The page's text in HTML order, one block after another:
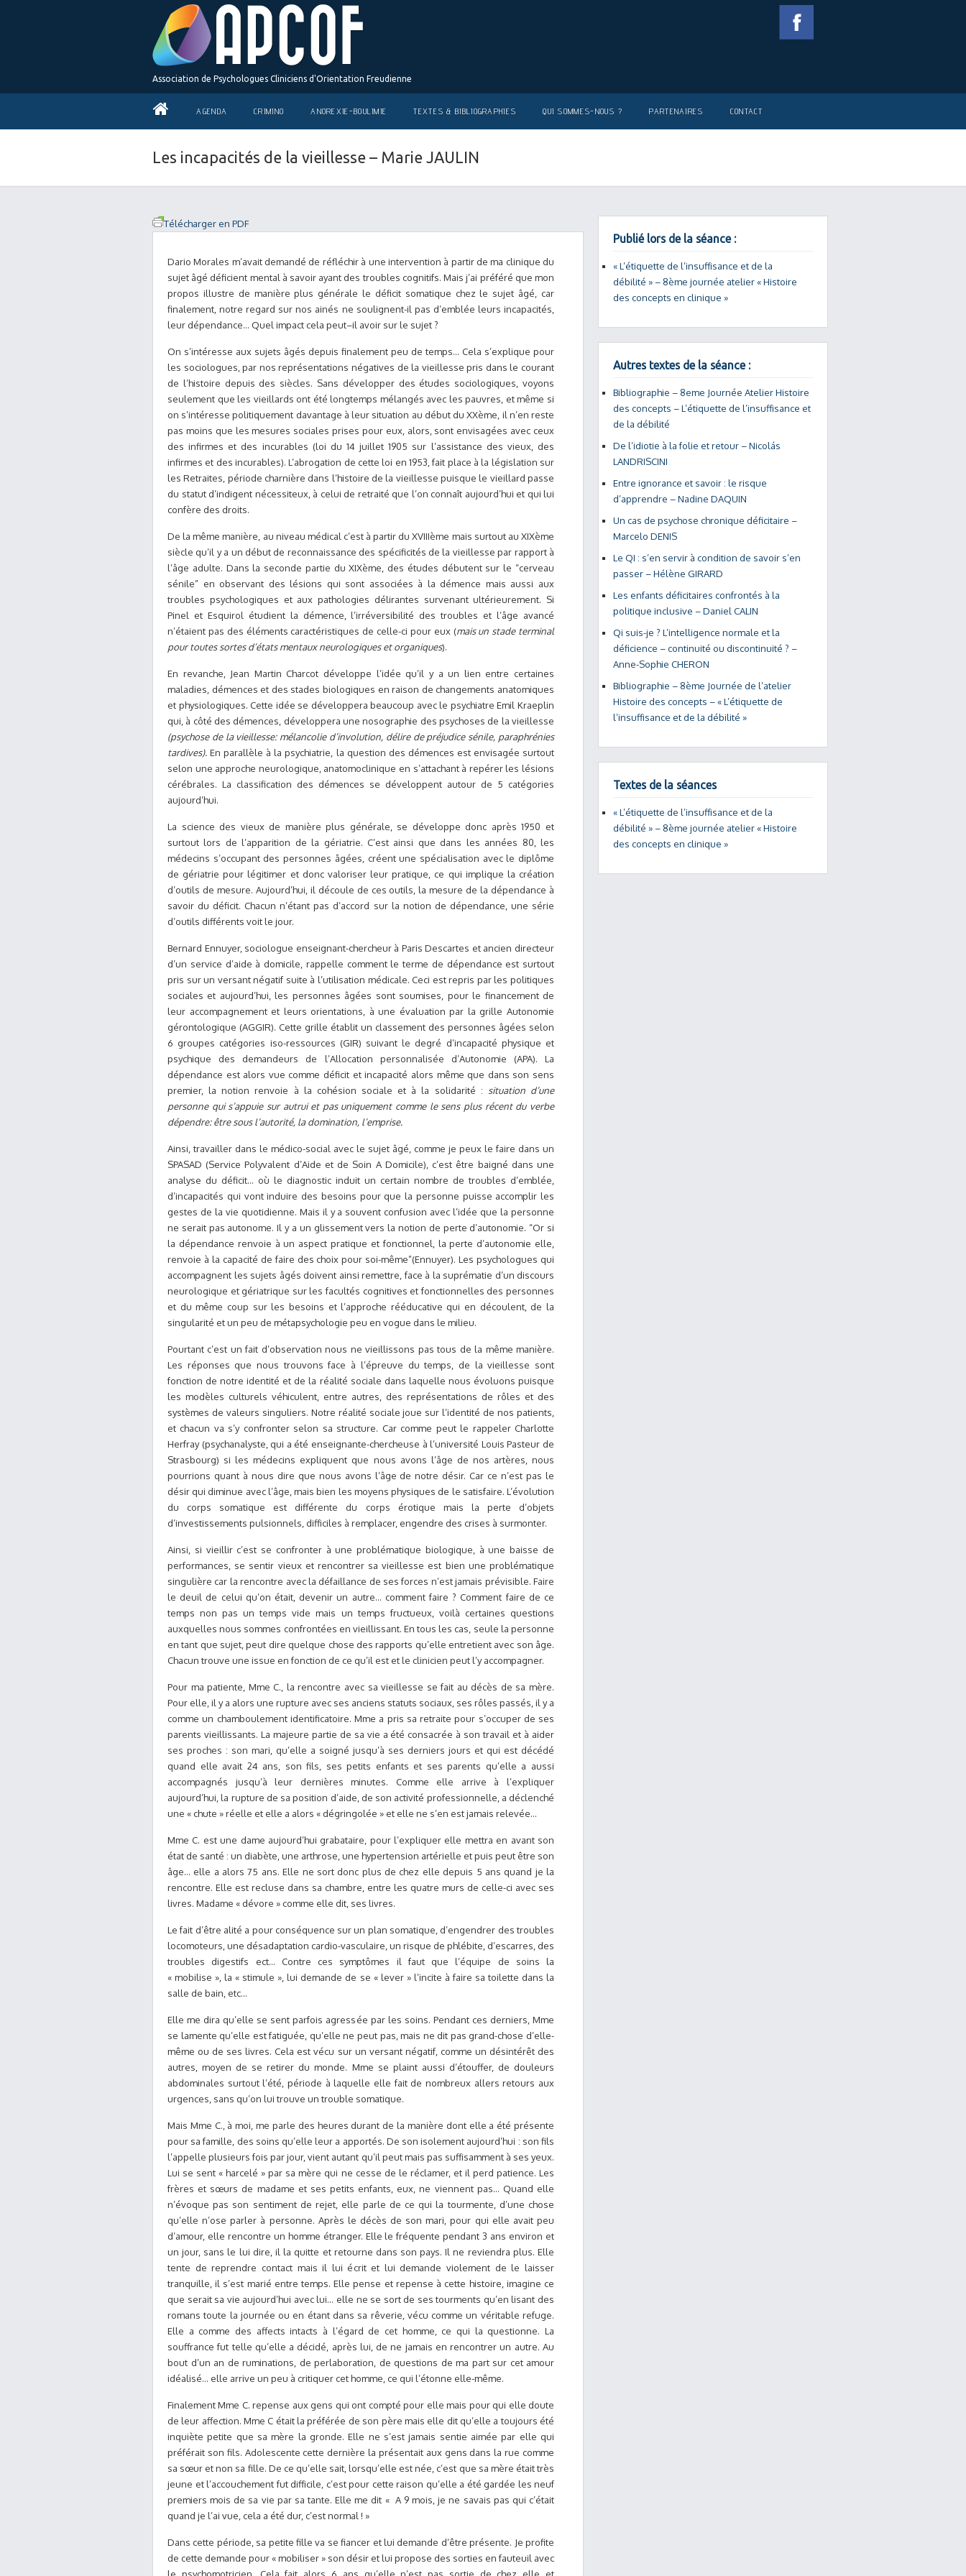
Association de Psychologues Cliniciens d'Orientation Freudienne
AGENDA CRIMINO ANOREXIE-BOULIMIE TEXTES & BIBLIOGRAPHIES QUI SOMMES-NOUS ? PARTENAIRES CONTACT
Les incapacités de la vieillesse – Marie JAULIN
Télécharger en PDF
Dario Morales m’avait demandé de réfléchir à une intervention à partir de ma clinique du
sujet âgé déficient mental à savoir ayant des troubles cognitifs. Mais j’ai préféré que mon
propos illustre de manière plus générale le déficit somatique chez le sujet âgé, car
finalement, notre regard sur nos ainés ne soulignent-il pas d’emblée leurs incapacités,
leur dépendance… Quel impact cela peut–il avoir sur le sujet ?
On s’intéresse aux sujets âgés depuis finalement peu de temps… Cela s’explique pour
les sociologues, par nos représentations négatives de la vieillesse pris dans le courant
de l’histoire depuis des siècles. Sans développer des études sociologiques, voyons
seulement que les vieillards ont été longtemps mélangés avec les pauvres, et même si
on s’intéresse politiquement davantage à leur situation au début du XXème, il n’en reste
pas moins que les mesures sociales prises pour eux, alors, sont envisagées avec ceux
des infirmes et des incurables (loi du 14 juillet 1905 sur l’assistance des vieux, des
infirmes et des incurables). L’abrogation de cette loi en 1953, fait place à la législation sur
les Retraites, période charnière dans l’histoire de la vieillesse puisque le vieillard passe
du statut d’indigent nécessiteux, à celui de retraité que l’on connaît aujourd’hui et qui lui
confère des droits.
De la même manière, au niveau médical c’est à partir du XVIIIème mais surtout au XIXème
siècle qu’il y a un début de reconnaissance des spécificités de la vieillesse par rapport à
l’âge adulte. Dans la seconde partie du XIXème, des études débutent sur le “cerveau
sénile” en observant des lésions qui sont associées à la démence mais aussi aux
troubles psychologiques et aux pathologies délirantes survenant ultérieurement. Si
Pinel et Esquirol étudient la démence, l’irréversibilité des troubles et l’âge avancé
n’étaient pas des éléments caractéristiques de celle-ci pour eux (mais un stade terminal
pour toutes sortes d’états mentaux neurologiques et organiques).
En revanche, Jean Martin Charcot développe l’idée qu’il y a un lien entre certaines
maladies, démences et des stades biologiques en raison de changements anatomiques
et physiologiques. Cette idée se développera beaucoup avec le psychiatre Emil Kraeplin
qui, à côté des démences, développera une nosographie des psychoses de la vieillesse
(psychose de la vieillesse: mélancolie d’involution, délire de préjudice sénile, paraphrénies
tardives). En parallèle à la psychiatrie, la question des démences est envisagée surtout
selon une approche neurologique, anatomoclinique en s’attachant à repérer les lésions
cérébrales. La classification des démences se développent autour de 5 catégories
aujourd’hui.
La science des vieux de manière plus générale, se développe donc après 1950 et
surtout lors de l’apparition de la gériatrie. C’est ainsi que dans les années 80, les
médecins s’occupant des personnes âgées, créent une spécialisation avec le diplôme
de gériatrie pour légitimer et donc valoriser leur pratique, ce qui implique la création
d’outils de mesure. Aujourd’hui, il découle de ces outils, la mesure de la dépendance à
savoir du déficit. Chacun n’étant pas d’accord sur la notion de dépendance, une série
d’outils différents voit le jour.
Bernard Ennuyer, sociologue enseignant-chercheur à Paris Descartes et ancien directeur
d’un service d’aide à domicile, rappelle comment le terme de dépendance est surtout
pris sur un versant négatif suite à l’utilisation médicale. Ceci est repris par les politiques
sociales et aujourd’hui, les personnes âgées sont soumises, pour le financement de
leur accompagnement et leurs orientations, à une évaluation par la grille Autonomie
gérontologique (AGGIR). Cette grille établit un classement des personnes âgées selon
6 groupes catégories iso-ressources (GIR) suivant le degré d’incapacité physique et
psychique des demandeurs de l’Allocation personnalisée d’Autonomie (APA). La
dépendance est alors vue comme déficit et incapacité alors même que dans son sens
premier, la notion renvoie à la cohésion sociale et à la solidarité : situation d’une
personne qui s’appuie sur autrui et pas uniquement comme le sens plus récent du verbe
dépendre: être sous l’autorité, la domination, l’emprise.
Ainsi, travailler dans le médico-social avec le sujet âgé, comme je peux le faire dans un
SPASAD (Service Polyvalent d’Aide et de Soin A Domicile), c’est être baigné dans une
analyse du déficit… où le diagnostic induit un certain nombre de troubles d’emblée,
d’incapacités qui vont induire des besoins pour que la personne puisse accomplir les
gestes de la vie quotidienne. Mais il y a souvent confusion avec l’idée que la personne
ne serait pas autonome. Il y a un glissement vers la notion de perte d’autonomie. “Or si
la dépendance renvoie à un aspect pratique et fonctionnel, la perte d’autonomie elle,
renvoie à la capacité de faire des choix pour soi-même”(Ennuyer). Les psychologues qui
accompagnent les sujets âgés doivent ainsi remettre, face à la suprématie d’un discours
neurologique et gériatrique sur les facultés cognitives et fonctionnelles des personnes
et du même coup sur les besoins et l’approche rééducative qui en découlent, de la
singularité et un peu de métapsychologie peu en vogue dans le milieu.
Pourtant c’est un fait d’observation nous ne vieillissons pas tous de la même manière.
Les réponses que nous trouvons face à l’épreuve du temps, de la vieillesse sont
fonction de notre identité et de la réalité sociale dans laquelle nous évoluons puisque
les modèles culturels véhiculent, entre autres, des représentations de rôles et des
systèmes de valeurs singuliers. Notre réalité sociale joue sur l’identité de nos patients,
et chacun va s’y confronter selon sa structure. Car comme peut le rappeler Charlotte
Herfray (psychanalyste, qui a été enseignante-chercheuse à l’université Louis Pasteur de
Strasbourg) si les médecins expliquent que nous avons l’âge de nos artères, nous
pourrions quant à nous dire que nous avons l’âge de notre désir. Car ce n’est pas le
désir qui diminue avec l’âge, mais bien les moyens physiques de le satisfaire. L’évolution
du corps somatique est différente du corps érotique mais la perte d’objets
d’investissements pulsionnels, difficiles à remplacer, engendre des crises à surmonter.
Ainsi, si vieillir c’est se confronter à une problématique biologique, à une baisse de
performances, se sentir vieux et rencontrer sa vieillesse est bien une problématique
singulière car la rencontre avec la défaillance de ses forces n’est jamais prévisible. Faire
le deuil de celui qu’on était, devenir un autre… comment faire ? Comment faire de ce
temps non pas un temps vide mais un temps fructueux, voilà certaines questions
auxquelles nous sommes confrontées en vieillissant. En tous les cas, seule la personne
en tant que sujet, peut dire quelque chose des rapports qu’elle entretient avec son âge.
Chacun trouve une issue en fonction de ce qu’il est et le clinicien peut l’y accompagner.
Pour ma patiente, Mme C., la rencontre avec sa vieillesse se fait au décès de sa mère.
Pour elle, il y a alors une rupture avec ses anciens statuts sociaux, ses rôles passés, il y a
comme un chamboulement identificatoire. Mme a pris sa retraite pour s’occuper de ses
parents vieillissants. La majeure partie de sa vie a été consacrée à son travail et à aider
ses proches : son mari, qu’elle a soigné jusqu’à ses derniers jours et qui est décédé
quand elle avait 24 ans, son fils, ses petits enfants et ses parents qu’elle a aussi
accompagnés jusqu’à leur dernières minutes. Comme elle arrive à l’expliquer
aujourd’hui, la rupture de sa position d’aide, de son activité professionnelle, a déclenché
une « chute » réelle et elle a alors « dégringolée » et elle ne s’en est jamais relevée…
Mme C. est une dame aujourd’hui grabataire, pour l’expliquer elle mettra en avant son
état de santé : un diabète, une arthrose, une hypertension artérielle et puis peut être son
âge… elle a alors 75 ans. Elle ne sort donc plus de chez elle depuis 5 ans quand je la
rencontre. Elle est recluse dans sa chambre, entre les quatre murs de celle-ci avec ses
livres. Madame « dévore » comme elle dit, ses livres.
Le fait d’être alité a pour conséquence sur un plan somatique, d’engendrer des troubles
locomoteurs, une désadaptation cardio-vasculaire, un risque de phlébite, d’escarres, des
troubles digestifs ect… Contre ces symptômes il faut que l’équipe de soins la
« mobilise », la « stimule », lui demande de se « lever » l’incite à faire sa toilette dans la
salle de bain, etc…
Elle me dira qu’elle se sent parfois agressée par les soins. Pendant ces derniers, Mme
se lamente qu’elle est fatiguée, qu’elle ne peut pas, mais ne dit pas grand-chose d’elle-
même ou de ses livres. Cela est vécu sur un versant négatif, comme un désintérêt des
autres, moyen de se retirer du monde. Mme se plaint aussi d’étouffer, de douleurs
abdominales surtout l’été, période à laquelle elle fait de nombreux allers retours aux
urgences, sans qu’on lui trouve un trouble somatique.
Mais Mme C., à moi, me parle des heures durant de la manière dont elle a été présente
pour sa famille, des soins qu’elle leur a apportés. De son isolement aujourd’hui : son fils
l’appelle plusieurs fois par jour, vient autant qu’il peut mais pas suffisamment à ses yeux.
Lui se sent « harcelé » par sa mère qui ne cesse de le réclamer, et il perd patience. Les
frères et sœurs de madame et ses petits enfants, eux, ne viennent pas… Quand elle
n’évoque pas son sentiment de rejet, elle parle de ce qui la tourmente, d’une chose
qu’elle n’ose parler à personne. Après le décès de son mari, pour qui elle avait peu
d’amour, elle rencontre un homme étranger. Elle le fréquente pendant 3 ans environ et
un jour, sans le lui dire, il la quitte et retourne dans son pays. Il ne reviendra plus. Elle
tente de reprendre contact mais il lui écrit et lui demande violement de le laisser
tranquille, il s’est marié entre temps. Elle pense et repense à cette histoire, imagine ce
que serait sa vie aujourd’hui avec lui… elle ne se sort de ses tourments qu’en lisant des
romans toute la journée ou en étant dans sa rêverie, vécu comme un véritable refuge.
Elle a comme des affects intacts à l’égard de cet homme, ce qui la questionne. La
souffrance fut telle qu’elle a décidé, après lui, de ne jamais en rencontrer un autre. Au
bout d’un an de ruminations, de perlaboration, de questions de ma part sur cet amour
idéalisé… elle arrive un peu à critiquer cet homme, ce qui l’étonne elle-même.
Finalement Mme C. repense aux gens qui ont compté pour elle mais pour qui elle doute
de leur affection. Mme C était la préférée de son père mais elle dit qu’elle a toujours été
inquiète petite que sa mère la gronde. Elle ne s’est jamais sentie aimée par elle qui
préférait son fils. Adolescente cette dernière la présentait aux gens dans la rue comme
sa sœur et non sa fille. De ce qu’elle sait, lorsqu’elle est née, c’est que sa mère était très
jeune et l’accouchement fut difficile, c’est pour cette raison qu’elle a été gardée les neuf
premiers mois de sa vie par sa tante. Elle me dit « A 9 mois, je ne savais pas qui c’était
quand je l’ai vue, cela a été dur, c’est normal ! »
Dans cette période, sa petite fille va se fiancer et lui demande d’être présente. Je profite
de cette demande pour « mobiliser » son désir et lui propose des sorties en fauteuil avec
Publié lors de la séance :
« L’étiquette de l’insuffisance et de la
débilité » – 8ème journée atelier « Histoire
des concepts en clinique »
Autres textes de la séance :
Bibliographie – 8eme Journée Atelier Histoire
des concepts – L’étiquette de l’insuffisance et
de la débilité
De l’idiotie à la folie et retour – Nicolás
LANDRISCINI
Entre ignorance et savoir : le risque
d’apprendre – Nadine DAQUIN
Un cas de psychose chronique déficitaire –
Marcelo DENIS
Le QI : s’en servir à condition de savoir s’en
passer – Hélène GIRARD
Les enfants déficitaires confrontés à la
politique inclusive – Daniel CALIN
Qi suis-je ? L’intelligence normale et la
déficience – continuité ou discontinuité ? –
Anne-Sophie CHERON
Bibliographie – 8ème Journée de l’atelier
Histoire des concepts – « L’étiquette de
l’insuffisance et de la débilité »
Textes de la séances
« L’étiquette de l’insuffisance et de la
débilité » – 8ème journée atelier « Histoire
des concepts en clinique »